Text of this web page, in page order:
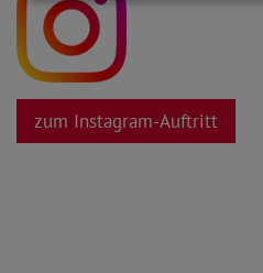
zum Instagram-Auftritt